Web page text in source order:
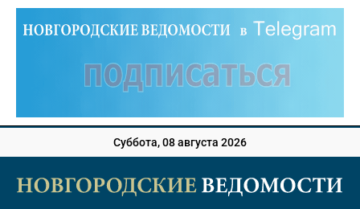
Суббота, 08 августа 2026